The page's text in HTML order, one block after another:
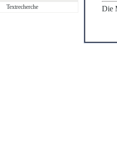
Textrecherche
Die